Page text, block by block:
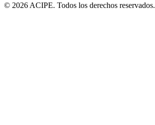
© 2026 ACIPE. Todos los derechos reservados.